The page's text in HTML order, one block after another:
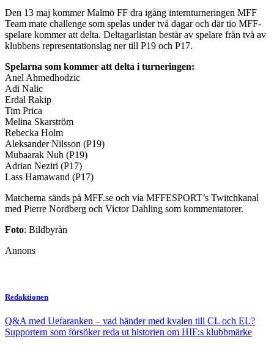
Den 13 maj kommer Malmö FF dra igång internturneringen MFF
Team mate challenge som spelas under två dagar och där tio MFF-
spelare kommer att delta. Deltagarlistan består av spelare från två av
klubbens representationslag ner till P19 och P17.
Spelarna som kommer att delta i turneringen:
Anel Ahmedhodzic
Adi Nalic
Erdal Rakip
Tim Prica
Melina Skarström
Rebecka Holm
Aleksander Nilsson (P19)
Mubaarak Nuh (P19)
Adrian Neziri (P17)
Lass Hamawand (P17)
Matcherna sänds på MFF.se och via MFFESPORT’s Twitchkanal
med Pierre Nordberg och Victor Dahling som kommentatorer.
Foto: Bildbyrån
Annons
Redaktionen
Q&A med Uefaranken – vad händer med kvalen till CL och EL?
Supportern som försöker reda ut historien om HIF:s klubbmärke